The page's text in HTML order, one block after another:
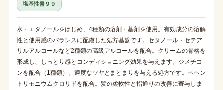
塩基性青９９
水・エタノールをはじめ、4種類の溶剤・基剤を使用。有効成分の溶解
性と使用感のバランスに配慮した処方基盤です。セタノール・セテア
リルアルコールなど2種類の高級アルコールを配合。クリームの骨格を
形成し、しっとり感とコンディショニング効果を与えます。ジメチコ
ンを配合（1種類）。適度なツヤとまとまりを与える処方です。ベヘン
トリモニウムクロリドを配合。髪の柔軟性と指通りの改善に寄与しま